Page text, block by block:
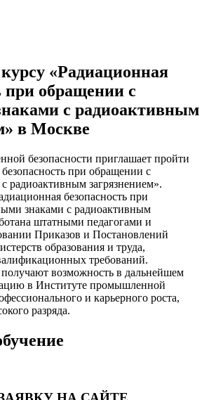
«Радиационная
при обращении с
с радиоактивным
в Москве
безопасности приглашает пройти
при обращении с
радиоактивным загрязнением».
безопасность при
знаками с радиоактивным
штатными педагогами и
Приказов и Постановлений
образования и труда,
требований.
возможность в дальнейшем
в Институте промышленной
и карьерного роста,
разряда.